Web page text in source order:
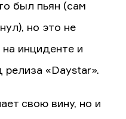
был пьян (сам
но это не
инциденте и
релиза «Daystar».
свою вину, но и